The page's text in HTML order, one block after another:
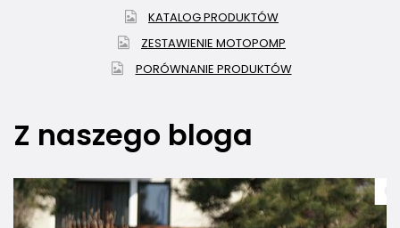
KATALOG PRODUKTÓW
ZESTAWIENIE MOTOPOMP
PORÓWNANIE PRODUKTÓW
Z naszego bloga